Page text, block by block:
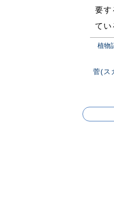
要す
てい
植物
菅(ス